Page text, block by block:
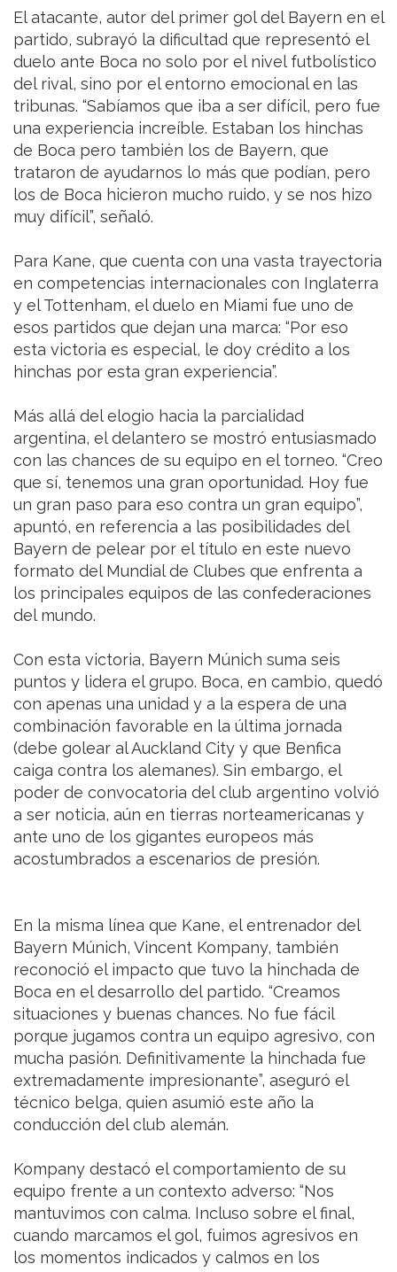
El atacante, autor del primer gol del Bayern en el
partido, subrayó la dificultad que representó el
duelo ante Boca no solo por el nivel futbolístico
del rival, sino por el entorno emocional en las
tribunas. “Sabíamos que iba a ser difícil, pero fue
una experiencia increíble. Estaban los hinchas
de Boca pero también los de Bayern, que
trataron de ayudarnos lo más que podían, pero
los de Boca hicieron mucho ruido, y se nos hizo
muy difícil”, señaló.
Para Kane, que cuenta con una vasta trayectoria
en competencias internacionales con Inglaterra
y el Tottenham, el duelo en Miami fue uno de
esos partidos que dejan una marca: “Por eso
esta victoria es especial, le doy crédito a los
hinchas por esta gran experiencia”.
Más allá del elogio hacia la parcialidad
argentina, el delantero se mostró entusiasmado
con las chances de su equipo en el torneo. “Creo
que sí, tenemos una gran oportunidad. Hoy fue
un gran paso para eso contra un gran equipo”,
apuntó, en referencia a las posibilidades del
Bayern de pelear por el título en este nuevo
formato del Mundial de Clubes que enfrenta a
los principales equipos de las confederaciones
del mundo.
Con esta victoria, Bayern Múnich suma seis
puntos y lidera el grupo. Boca, en cambio, quedó
con apenas una unidad y a la espera de una
combinación favorable en la última jornada
(debe golear al Auckland City y que Benfica
caiga contra los alemanes). Sin embargo, el
poder de convocatoria del club argentino volvió
a ser noticia, aún en tierras norteamericanas y
ante uno de los gigantes europeos más
acostumbrados a escenarios de presión.
En la misma línea que Kane, el entrenador del
Bayern Múnich, Vincent Kompany, también
reconoció el impacto que tuvo la hinchada de
Boca en el desarrollo del partido. “Creamos
situaciones y buenas chances. No fue fácil
porque jugamos contra un equipo agresivo, con
mucha pasión. Definitivamente la hinchada fue
extremadamente impresionante”, aseguró el
técnico belga, quien asumió este año la
conducción del club alemán.
Kompany destacó el comportamiento de su
equipo frente a un contexto adverso: “Nos
mantuvimos con calma. Incluso sobre el final,
cuando marcamos el gol, fuimos agresivos en
los momentos indicados y calmos en los